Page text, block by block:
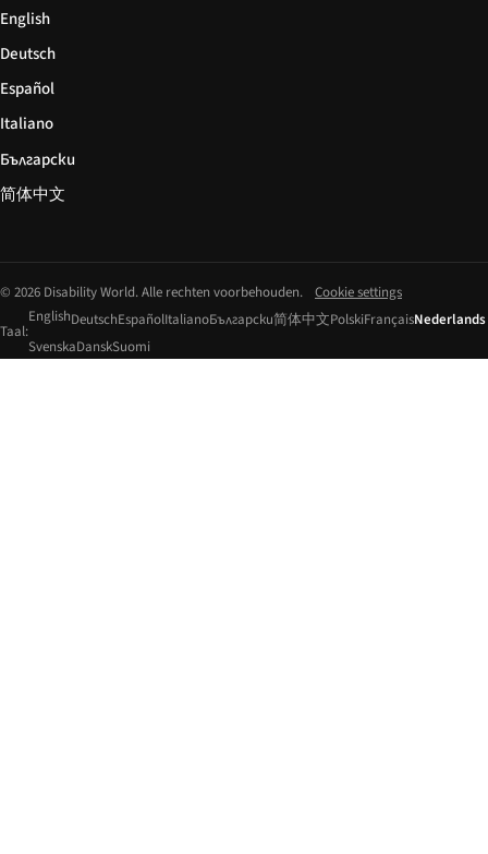
English
Deutsch
Español
Italiano
Български
简体中文
© 2026 Disability World. Alle rechten voorbehouden. Cookie settings
Taal:
EnglishDeutschEspañolItalianoБългарски简体中文PolskiFrançaisNederlands
SvenskaDanskSuomi